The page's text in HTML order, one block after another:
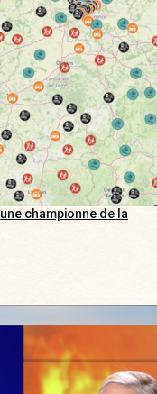
championne de la